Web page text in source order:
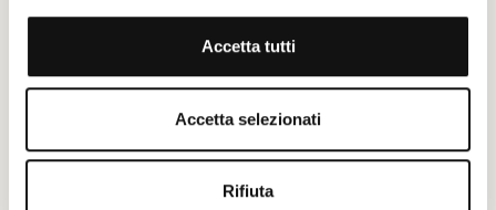
Accetta tutti
Accetta selezionati
Rifiuta
riconosciuto l’alterità della
più rigorosamente poveristi.
contemporanea cosiddetta
completamento previsti in
Cucinella, l’«arca» ospita una
dell’anno di Gibellina Capitale
contemporanea